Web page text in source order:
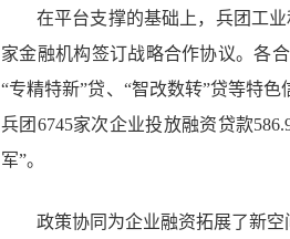
在平台支撑的基础上，兵团工
家金融机构签订战略合作协议。各
“专精特新”贷、“智改数转”贷等特
兵团6745家次企业投放融资贷款
军”。
政策协同为企业融资拓展了新